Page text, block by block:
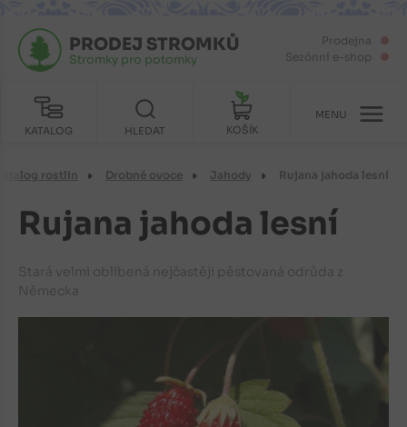
Prodejna
Sezónní e-shop
KATALOG
PRODEJ STROMKŮ
Stromky pro potomky
HLEDAT KOŠÍK
MENU
rostlin Drobné ovoce Jahody Rujana jahoda lesní
Rujana jahoda lesní
Stará velmi oblíbená nejčastěji pěstovaná odrůda z
Německa